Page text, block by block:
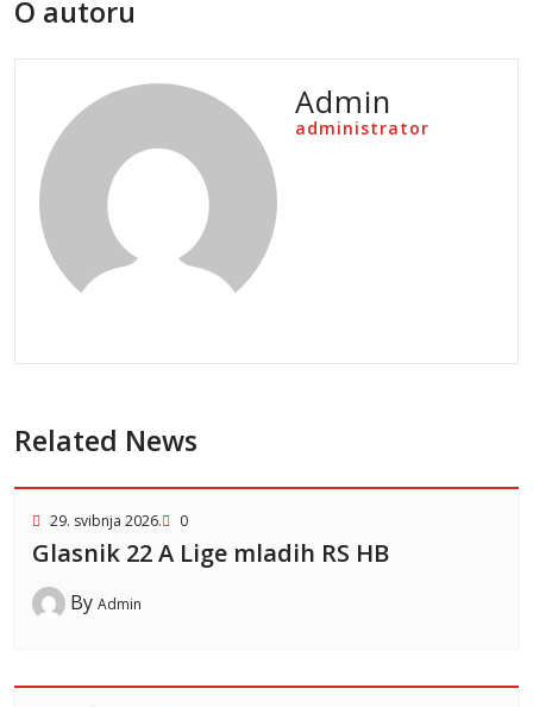
O autoru
Admin
administrator
Related News
29. svibnja 2026. 0
Glasnik 22 A Lige mladih RS HB
By Admin